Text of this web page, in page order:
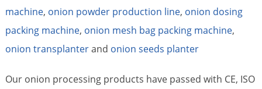
machine, onion powder production line, onion dosing
packing machine, onion mesh bag packing machine,
onion transplanterand onion seeds planter
Our onion processing products have passed with CE, ISO